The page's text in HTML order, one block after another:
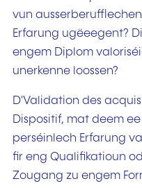
vun
Erfarung ugëeegent?
engem Diplom
unerkenne loossen?
D'Validation des
Dispositif, mat deem
perséinlech Erfarung
fir eng Qualifikatioun
Zougang zu engem